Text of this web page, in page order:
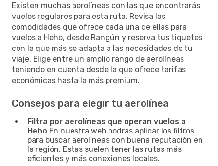
Existen muchas aerolíneas con las que encontrarás
vuelos regulares para esta ruta. Revisa las
comodidades que ofrece cada una de ellas para
vuelos a Heho, desde Rangún y reserva tus tiquetes
con la que más se adapta a las necesidades de tu
viaje. Elige entre un amplio rango de aerolíneas
teniendo en cuenta desde la que ofrece tarifas
económicas hasta la más premium.
Consejos para elegir tu aerolínea
Filtra por aerolíneas que operan vuelos a
Heho En nuestra web podrás aplicar los filtros
para buscar aerolíneas con buena reputación en
la región. Estas suelen tener las rutas más
eficientes y más conexiones locales.